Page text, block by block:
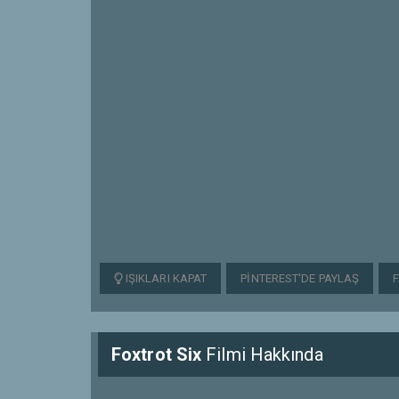
IŞIKLARI KAPAT PINTEREST'DE PAYLAŞ
Foxtrot Six Filmi Hakkında